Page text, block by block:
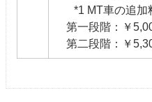
*1 MT車の追加
第一段階：￥
第二段階：￥